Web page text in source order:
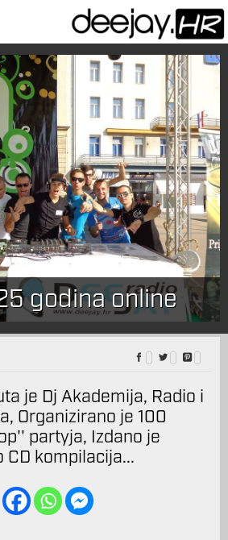
godina online
je Dj Akademija, Radio i
Organizirano je 100
partyja, Izdano je
CD kompilacija...